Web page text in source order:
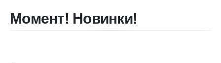
Момент! Новинки!